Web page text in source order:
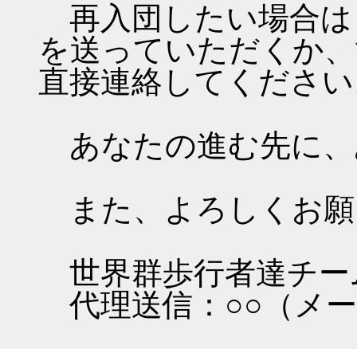
再入団したい場合
を送っていただくか
直接連絡してくださ
あなたの進む先に
また、よろしくお
世界群歩行者達チ
代理送信：○○（メ